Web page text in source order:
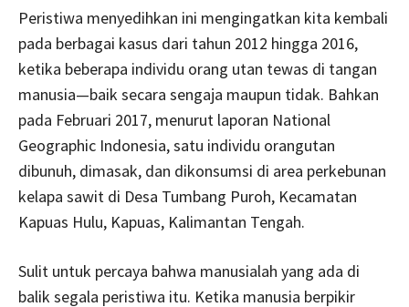
Peristiwa menyedihkan ini mengingatkan kita kembali
pada berbagai kasus dari tahun 2012 hingga 2016,
ketika beberapa individu orang utan tewas di tangan
manusia—baik secara sengaja maupun tidak. Bahkan
pada Februari 2017, menurut laporan National
Geographic Indonesia, satu individu orangutan
dibunuh, dimasak, dan dikonsumsi di area perkebunan
kelapa sawit di Desa Tumbang Puroh, Kecamatan
Kapuas Hulu, Kapuas, Kalimantan Tengah.
Sulit untuk percaya bahwa manusialah yang ada di
balik segala peristiwa itu. Ketika manusia berpikir